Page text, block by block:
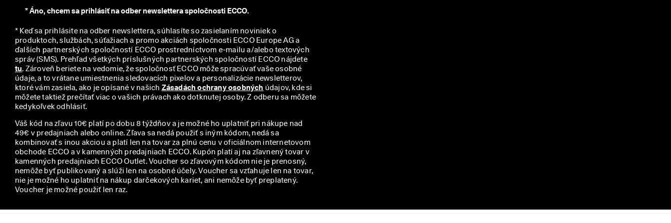
*Áno, chcem sa prihlásiť na odber newslettera spoločnosti ECCO.
* Keď sa prihlásite na odber newslettera, súhlasíte so zasielaním noviniek o
produktoch, službách, súťažiach a promo akciách spoločnosti ECCO Europe AG a
ďalších partnerských spoločností ECCO prostredníctvom e-mailu a/alebo textových
správ (SMS). Prehľad všetkých príslušných partnerských spoločností ECCO nájdete
tu. Zároveň beriete na vedomie, že spoločnosť ECCO môže spracúvať vaše osobné
údaje, a to vrátane umiestnenia sledovacích pixelov a personalizácie newsletterov,
ktoré vám zasiela, ako je opísané v našich Zásadách ochrany osobných údajov, kde si
môžete taktiež prečítať viac o vašich právach ako dotknutej osoby. Z odberu sa môžete
kedykoľvek odhlásiť.
Váš kód na zľavu 10€ platí po dobu 8 týždňov a je možné ho uplatniť pri nákupe nad
49€ v predajniach alebo online. Zľava sa nedá použiť s iným kódom, nedá sa
kombinovať s inou akciou a platí len na tovar za plnú cenu v oficiálnom internetovom
obchode ECCO a v kamenných predajniach ECCO. Kupón platí aj na zľavnený tovar v
kamenných predajniach ECCO Outlet. Voucher so zľavovým kódom nie je prenosný,
nemôže byť publikovaný a slúži len na osobné účely. Voucher sa vzťahuje len na tovar,
nie je možné ho uplatniť na nákup darčekových kariet, ani nemôže byť preplatený.
Voucher je možné použiť len raz.